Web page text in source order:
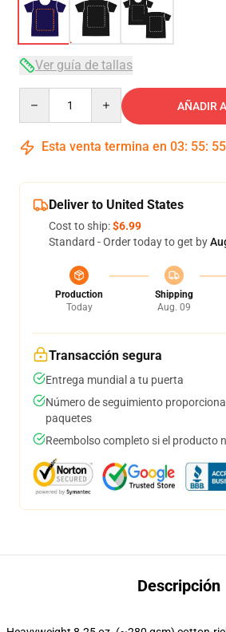
Ver guía de tallas
AÑADIR
Esta venta termina en 03: 55: 54
Deliver to United States
Cost to ship:$6.99
Standard - Order today to get by
Production
Today
Shipping
Aug. 09
Transacción segura
Entrega mundial a tu puerta
Número de seguimiento
paquetes
Reembolso completo si el producto
Descripción